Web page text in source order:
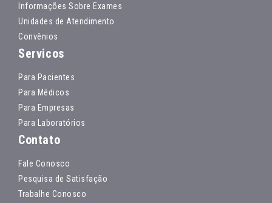
Informações Sobre Exames
Unidades de Atendimento
Convênios
Servicos
Para Pacientes
Para Médicos
Para Empresas
Para Laboratórios
Contato
Fale Conosco
Pesquisa de Satisfação
Trabalhe Conosco